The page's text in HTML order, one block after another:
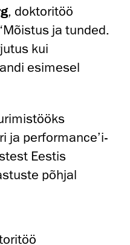
, doktoritöö
ja tunded.
kui
esimesel
ja performance’i-
Eestis
põhjal